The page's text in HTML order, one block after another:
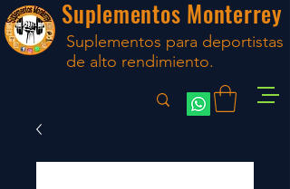
Suplementos Monterrey
Suplementos para deportistas
de alto rendimiento.